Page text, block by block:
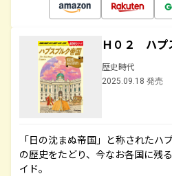
Ｈ０２ ハプ
歴史時代
2025.09.18 発売
「日の沈まぬ帝国」と称されたハ
の歴史をたどり、今なお各国に残
イド。